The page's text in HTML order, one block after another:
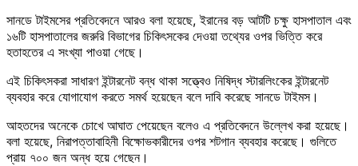
সানডে টাইমসের প্রতিবেদনে আরও বলা হয়েছে, ইরানের বড় আটটি চক্ষু হাসপাতাল এবং
১৬টি হাসপাতালের জরুরি বিভাগের চিকিৎসকের দেওয়া তথ্যের ওপর ভিত্তি করে
হতাহতের এ সংখ্যা পাওয়া গেছে।
এই চিকিৎসকরা সাধারণ ইন্টারনেট বন্ধ থাকা সত্ত্বেও নিষিদ্ধ স্টারলিংকের ইন্টারনেট
ব্যবহার করে যোগাযোগ করতে সমর্থ হয়েছেন বলে দাবি করেছে সানডে টাইমস।
আহতদের অনেকে চোখে আঘাত পেয়েছেন বলেও এ প্রতিবেদনে উল্লেখ করা হয়েছে।
বলা হয়েছে, নিরাপত্তাবাহিনী বিক্ষোভকারীদের ওপর শটগান ব্যবহার করেছে। গুলিতে
প্রায় ৭০০ জন অন্ধ হয়ে গেছেন।